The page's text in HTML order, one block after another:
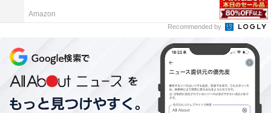
隙間掃除シリーズ ポイントブラシ（税込90円）
Amazon
Recommended by